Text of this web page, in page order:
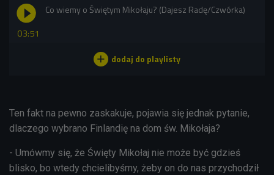
03:51
Co wiemy o Świętym Mikołaju? (Dajesz Radę/Czwórka)
Ten fakt na pewno zaskakuje, pojawia się jednak pytanie,
dlaczego wybrano Finlandię na dom św. Mikołaja?
- Umówmy się, że Święty Mikołaj nie może być gdzieś
blisko, bo wtedy chcielibyśmy, żeby on do nas przychodził